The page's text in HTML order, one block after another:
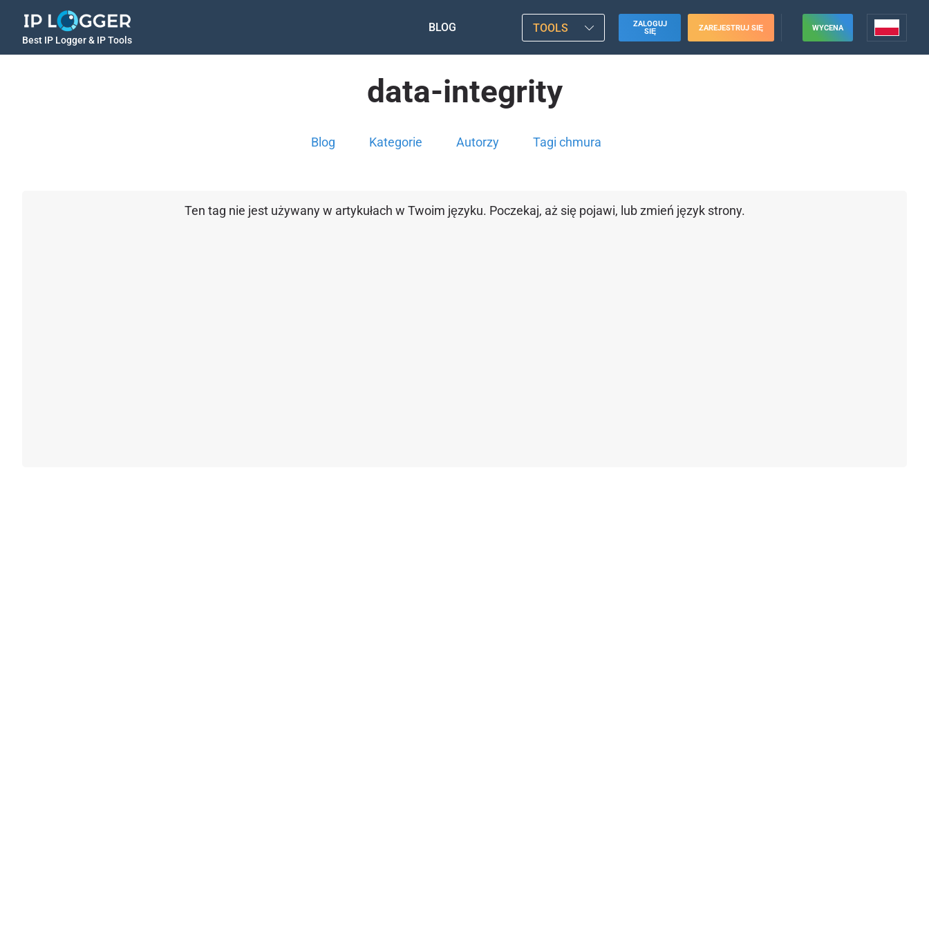
Best IP Logger & IP Tools
BLOG TOOLS
ZALOGUJ
SIĘ
ZAREJESTRUJ SIĘ WYCENA
data-integrity
Blog Kategorie Autorzy Tagi chmura